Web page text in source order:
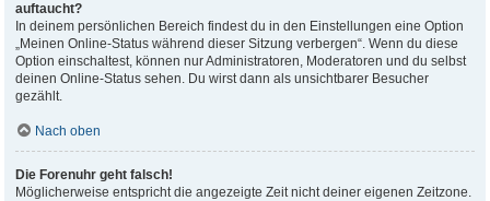
auftaucht?
In deinem persönlichen Bereich findest du in den Einstellungen eine Option
„Meinen Online-Status während dieser Sitzung verbergen“. Wenn du diese
Option einschaltest, können nur Administratoren, Moderatoren und du selbst
deinen Online-Status sehen. Du wirst dann als unsichtbarer Besucher
gezählt.
Nach oben
Die Forenuhr geht falsch!
Möglicherweise entspricht die angezeigte Zeit nicht deiner eigenen Zeitzone.